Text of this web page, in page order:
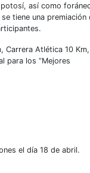
así como
tiene una premiación
Carrera Atlética 10 Km,
para los “Mejores
el día 18 de abril.